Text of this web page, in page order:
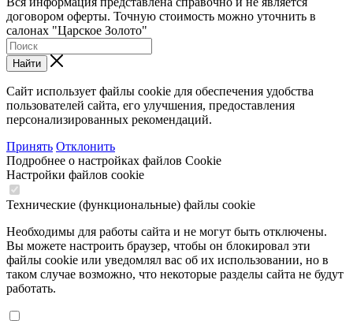
договором оферты. Точную стоимость можно уточнить в
салонах "Царское Золото"
Найти
Сайт использует файлы cookie для обеспечения удобства
пользователей сайта, его улучшения, предоставления
персонализированных рекомендаций.
Принять Отклонить
Подробнее о настройках файлов Cookie
Настройки файлов cookie
Технические (функциональные) файлы cookie
Необходимы для работы сайта и не могут быть отключены.
Вы можете настроить браузер, чтобы он блокировал эти
файлы cookie или уведомлял вас об их использовании, но в
таком случае возможно, что некоторые разделы сайта не будут
работать.